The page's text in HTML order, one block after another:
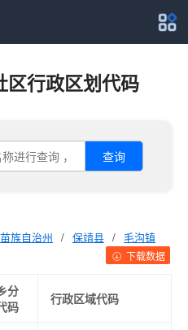
区行政区划代码
查询
族自治州 / 保靖县 / 毛沟镇
下载数据
分
码
行政区域代码